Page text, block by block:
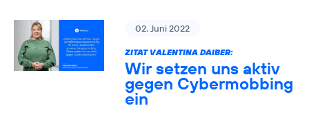
02. Juni 2022
ZITAT VALENTINA DAIBER:
Wir setzen uns aktiv
gegen Cybermobbing
ein